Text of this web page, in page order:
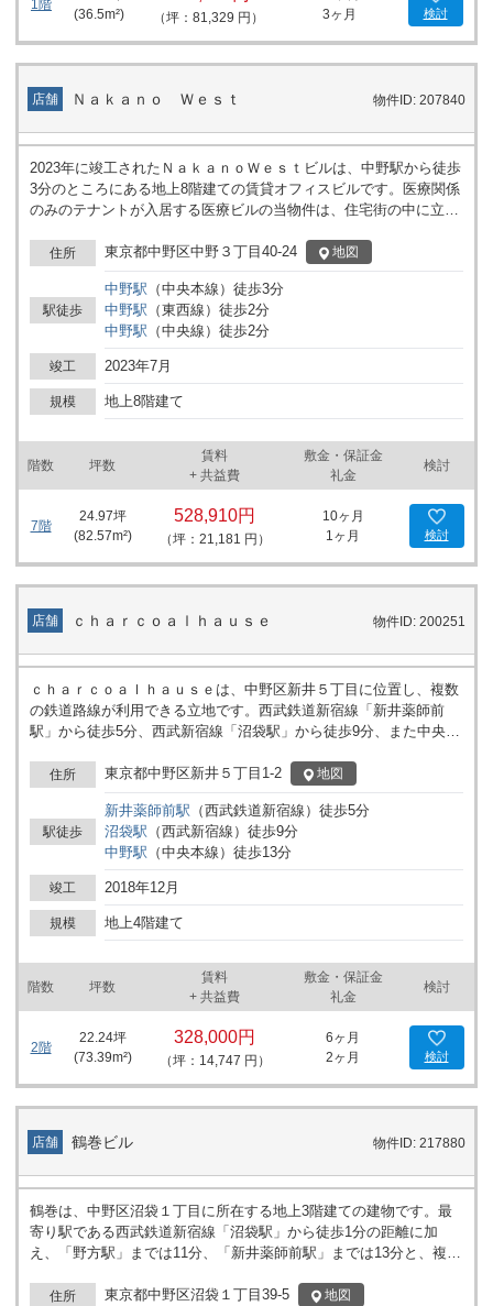
1階
(36.5m²) （坪：81,329 円）
3ヶ月
検討
店舗 Ｎａｋａｎｏ Ｗｅｓｔ 物件ID: 207840
2023年に竣工されたＮａｋａｎｏＷｅｓｔビルは、中野駅から徒歩
3分のところにある地上8階建ての賃貸オフィスビルです。医療関係
のみのテナントが入居する医療ビルの当物件は、住宅街の中に立地
貸室は、診療科目を問わず使いやすいシンプルな構造です。スケル
トンでの引き渡しとなり、クリニックのイメージや用途に合わせた
自由なレイアウトができます。用途としてはクリニック全般でご利
用いただけますが、科目重複不可の物件で、薬局・歯科・精神科・
内科・形成外科・美容外科以外の科目の募集となりますのでご注意
ください。当ビル周辺は落ち着いた環境ですが、至近にはコンビニ
があり、駅前付近には飲食店や銀行などランチタイムやビジネスに
も便利なロケーションです。
住所 東京都中野区中野３丁目40-24 地図
駅徒歩
中野駅 （中央本線 ） 徒歩3分
中野駅 （東西線 ） 徒歩2分
中野駅 （中央線 ） 徒歩2分
竣工 2023年7月
規模 地上8階建て
階数 坪数
賃料
+ 共益費
敷金・保証金
礼金
検討
7階
24.97坪
(82.57m²)
528,910円
（坪：21,181 円）
10ヶ月
1ヶ月
検討
店舗 ｃｈａｒｃｏａｌｈａｕｓｅ 物件ID: 200251
ｃｈａｒｃｏａｌｈａｕｓｅは、中野区新井５丁目に位置し、複数
の鉄道路線が利用できる立地です。西武鉄道新宿線「新井薬師前
駅」から徒歩5分、西武新宿線「沼袋駅」から徒歩9分、また中央本
施設が混在し、日常的な通行も多い地域です。 建物は、通勤や来訪
者のアクセスに配慮した場所にあり、事業用としてさまざまな用途
を検討しやすい環境が整っています。近隣駅から徒歩圏のため、公
共交通機関を利用する従業員や訪問者にも対応しやすい立地です。
事務所や店舗等、法人利用を前提としたビルをお探しの場合、検討
対象となる物件の一つと言えます。 業種や職種に応じたワークスペ
ースの確保や、各駅と建物を結ぶ動線の確保など、利用方法に関し
て柔軟性が見込めます。詳細はお問い合わせください。
住所 東京都中野区新井５丁目1-2 地図
駅徒歩
新井薬師前駅 （西武鉄道新宿線 ） 徒歩5分
沼袋駅 （西武新宿線 ） 徒歩9分
中野駅 （中央本線 ） 徒歩13分
竣工 2018年12月
規模 地上4階建て
階数 坪数
賃料
+ 共益費
敷金・保証金
礼金
検討
2階
22.24坪
(73.39m²)
328,000円
（坪：14,747 円）
6ヶ月
2ヶ月
検討
店舗 鶴巻ビル 物件ID: 217880
鶴巻は、中野区沼袋１丁目に所在する地上3階建ての建物です。最
寄り駅である西武鉄道新宿線「沼袋駅」から徒歩1分の距離に加
え、「野方駅」までは11分、「新井薬師前駅」までは13分と、複数
や来訪者の動線がシンプルになっています。 建物は新耐震基準を満
住所 東京都中野区沼袋１丁目39-5 地図